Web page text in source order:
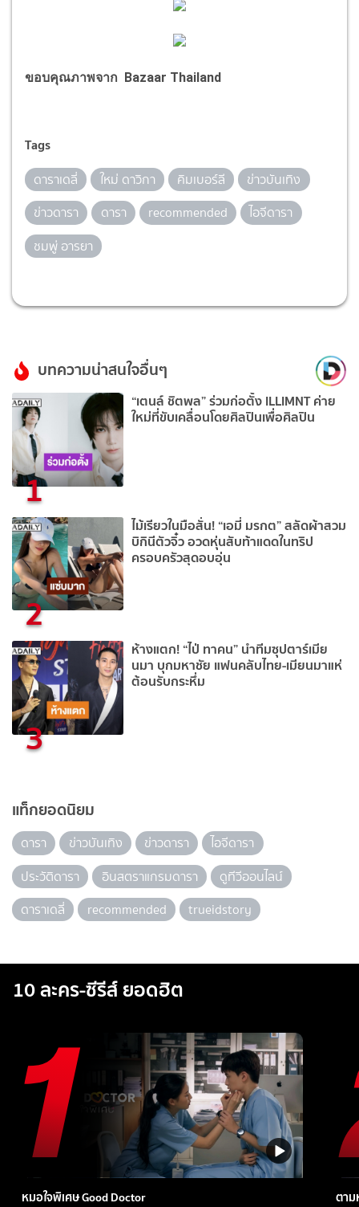
ขอบคุณภาพจาก Bazaar Thailand
Tags
ดาราเดลี่ ใหม่ ดาวิกา คิมเบอร์ลี
ข่าวบันเทิง
ข่าวดารา
ดารา recommended
ไอจีดารา
ชมพู่ อารยา
บทความน่าสนใจอื่นๆ
1
“เตนล์ ชิตพล” ร่วมก่อตั้ง ILLIMNT ค่าย
ใหม่ที่ขับเคลื่อนโดยศิลปินเพื่อศิลปิน
2
ไม้เรียวในมือสั่น! “เอมี่ มรกต” สลัดผ้าสวม
บิกินีตัวจิ๋ว อวดหุ่นสับท้าแดดในทริป
ครอบครัวสุดอบอุ่น
3
ห้างแตก! “ไป่ ทาคน” นำทีมซุปตาร์เมีย
นมา บุกมหาชัย แฟนคลับไทย-เมียนมาแห่
ต้อนรับกระหึ่ม
แท็กยอดนิยม
ดารา ข่าวบันเทิง ข่าวดารา
ไอจีดารา
ประวัติดารา
อินสตราแกรมดารา
ดูทีวีออนไลน์
ดาราเดลี่
recommended trueidstory
10 ละคร-ซีรีส์ ยอดฮิต
หมอใจพิเศษ Good Doctor ตาม